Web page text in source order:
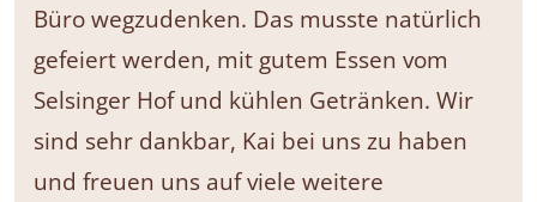
Büro wegzudenken. Das musste natürlich
gefeiert werden, mit gutem Essen vom
Selsinger Hof und kühlen Getränken. Wir
sind sehr dankbar, Kai bei uns zu haben
und freuen uns auf viele weitere